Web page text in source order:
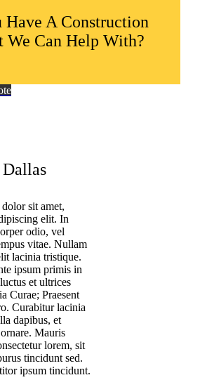
Have A Construction
We Can Help With?
sit amet,
elit. In
odio, vel
vitae. Nullam
lacinia tristique.
ipsum primis in
et ultrices
Curae; Praesent
Curabitur lacinia
dapibus, et
Mauris
lorem, sit
tincidunt sed.
ipsum tincidunt.